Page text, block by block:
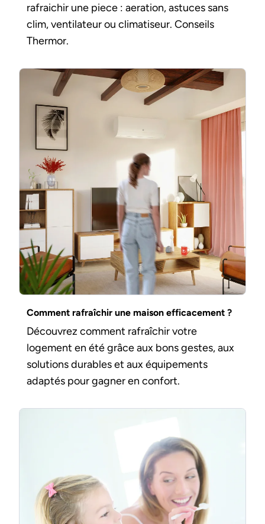
rafraichir une piece : aeration, astuces sans
clim, ventilateur ou climatiseur. Conseils
Thermor.
Comment rafraîchir une maison efficacement ?
Découvrez comment rafraîchir votre
logement en été grâce aux bons gestes, aux
solutions durables et aux équipements
adaptés pour gagner en confort.